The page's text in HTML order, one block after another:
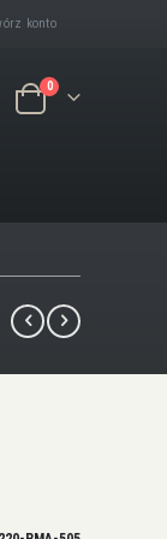
konto
Koszyk
0produkty/ów